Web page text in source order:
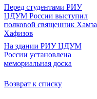
Перед студентами РИУ
ЦДУМ России выступил
полковой священник Хамза
Хафизов
На здании РИУ ЦДУМ
России установлена
мемориальная доска
Возврат к списку